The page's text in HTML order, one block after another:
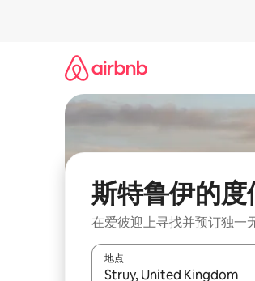
斯特鲁伊的度
在爱彼迎上寻找并预订独一
地点
如有搜索结果，请使用上下